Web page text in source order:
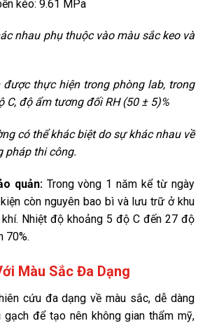
kéo: 9.61 MPa
nhau phụ thuộc vào màu sắc keo và
được thực hiện trong phòng lab, trong
C, độ ẩm tương đối RH (50 ± 5)%
có thể khác biệt do sự khác nhau về
pháp thi công.
quản: Trong vòng 1 năm kể từ ngày
còn nguyên bao bì và lưu trữ ở khu
Nhiệt độ khoảng 5 độ C đến 27 độ
70%.
Màu Sắc Đa Dạng
cứu đa dạng về màu sắc, dễ dàng
để tạo nên không gian thẩm mỹ,